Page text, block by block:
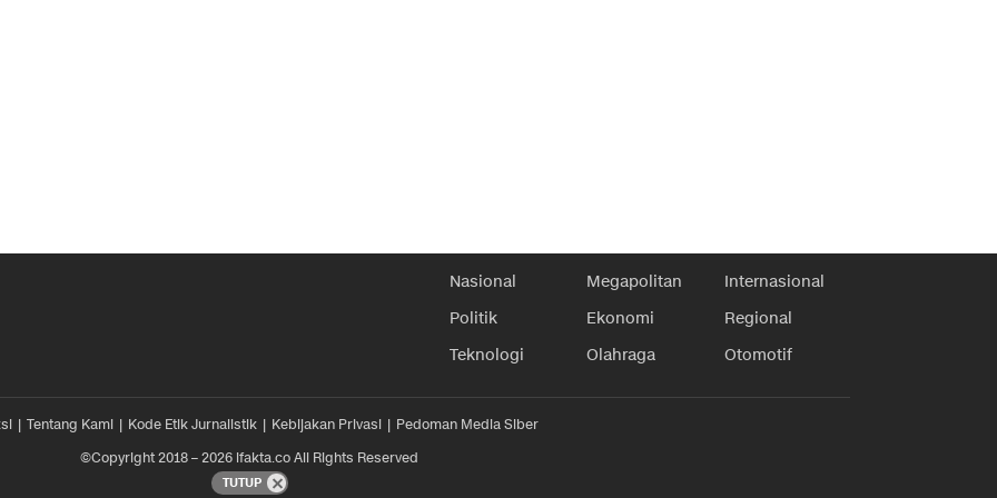
Nasional Megapolitan
Internasional
Politik
Ekonomi
Regional
Teknologi
Olahraga Otomotif
Tentang Kami Kode Etik Jurnalistik Kebijakan Privasi
Pedoman Media Siber
©Copyright 2018 – 2026 ifakta.co All Rights Reserved
TUTUP